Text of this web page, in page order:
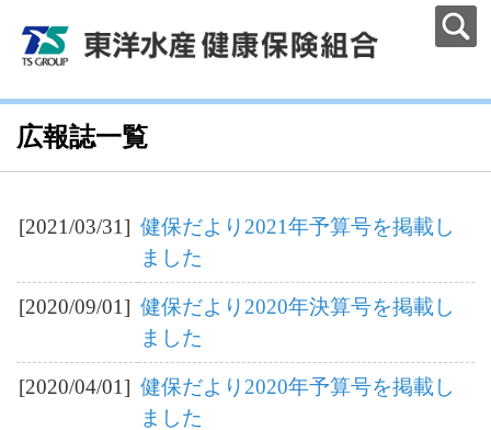
広報誌一覧
[2021/03/31] 健保だより2021年予算号を掲載し
ました
[2020/09/01] 健保だより2020年決算号を掲載し
ました
[2020/04/01] 健保だより2020年予算号を掲載し
ました